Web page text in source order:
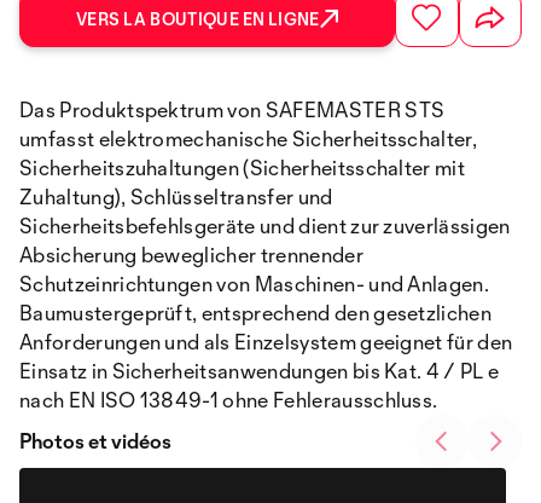
VERS LA BOUTIQUE EN LIGNE
Das Produktspektrum von SAFEMASTER STS
umfasst elektromechanische Sicherheitsschalter,
Sicherheitszuhaltungen (Sicherheitsschalter mit
Zuhaltung), Schlüsseltransfer und
Sicherheitsbefehlsgeräte und dient zur zuverlässigen
Absicherung beweglicher trennender
Schutzeinrichtungen von Maschinen- und Anlagen.
Baumustergeprüft, entsprechend den gesetzlichen
Anforderungen und als Einzelsystem geeignet für den
Einsatz in Sicherheitsanwendungen bis Kat. 4 / PL e
nach EN ISO 13849-1 ohne Fehlerausschluss.
Photos et vidéos